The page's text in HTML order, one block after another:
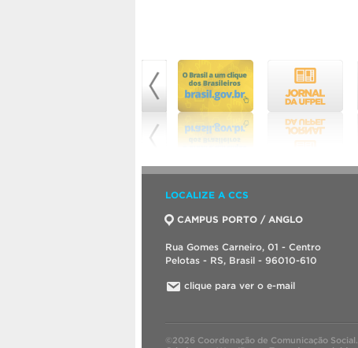
LOCALIZE A CCS
CAMPUS PORTO / ANGLO
Rua Gomes Carneiro, 01 - Centro
Pelotas - RS, Brasil - 96010-610
clique para ver o e-mail
©2026 Coordenação de Comunicação Social.